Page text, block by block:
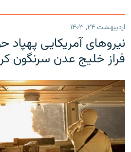
اردیبهشت ۲۴, ۱۴۰۳
نیروهای آمریکایی پهپاد
فراز خلیج عدن سرنگون